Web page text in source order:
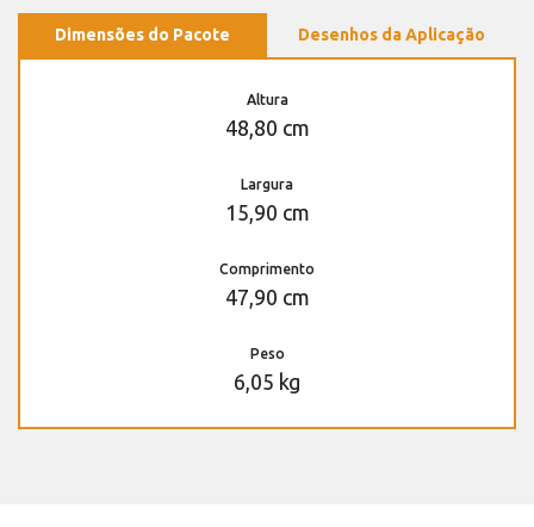
Dimensões do Pacote Desenhos da Aplicação
Altura
48,80 cm
Largura
15,90 cm
Comprimento
47,90 cm
Peso
6,05 kg